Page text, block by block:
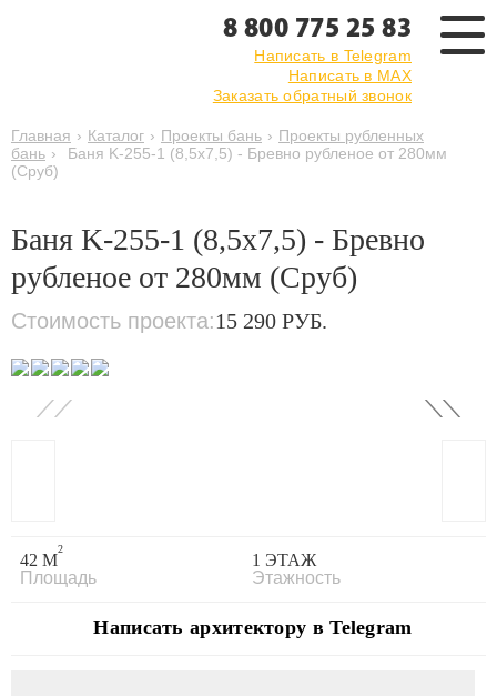
8 800 775 25 83
Написать в Telegram
Написать в MAX
Заказать обратный звонок
Главная › Каталог › Проекты бань › Проекты рубленных
бань ›
Баня K-255-1 (8,5x7,5) - Бревно рубленое от 280мм
(Сруб)
Баня K-255-1 (8,5x7,5) - Бревно
рубленое от 280мм (Сруб)
Стоимость проекта:15 290 РУБ.
‹ ›
42 М
2
Площадь
1 ЭТАЖ
Этажность
Написать архитектору в Telegram